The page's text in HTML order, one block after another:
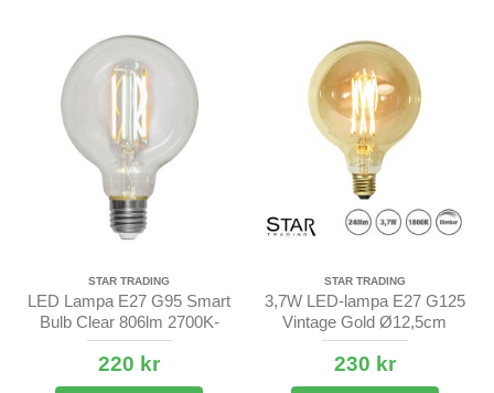
STAR TRADING
LED Lampa E27 G95 Smart
Bulb Clear 806lm 2700K-
6500K
220 kr
STAR TRADING
3,7W LED-lampa E27 G125
Vintage Gold Ø12,5cm
230 kr